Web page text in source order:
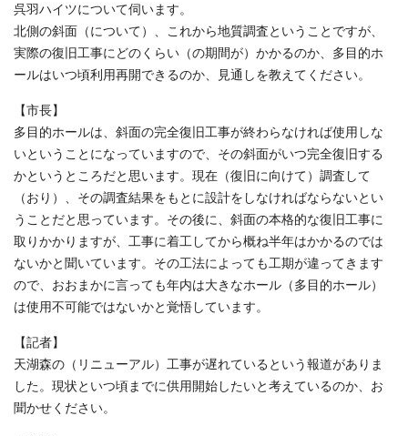
呉羽ハイツについて伺います。
北側の斜面（について）、これから地質調査ということですが、
実際の復旧工事にどのくらい（の期間が）かかるのか、多目的ホ
ールはいつ頃利用再開できるのか、見通しを教えてください。
【市長】
多目的ホールは、斜面の完全復旧工事が終わらなければ使用しな
いということになっていますので、その斜面がいつ完全復旧する
かというところだと思います。現在（復旧に向けて）調査して
（おり）、その調査結果をもとに設計をしなければならないとい
うことだと思っています。その後に、斜面の本格的な復旧工事に
取りかかりますが、工事に着工してから概ね半年はかかるのでは
ないかと聞いています。その工法によっても工期が違ってきます
ので、おおまかに言っても年内は大きなホール（多目的ホール）
は使用不可能ではないかと覚悟しています。
【記者】
天湖森の（リニューアル）工事が遅れているという報道がありま
した。現状といつ頃までに供用開始したいと考えているのか、お
聞かせください。